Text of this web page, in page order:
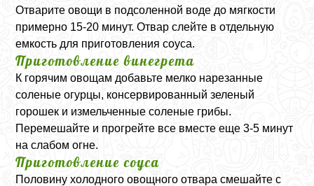
Отварите овощи в подсоленной воде до мягкости
примерно 15-20 минут. Отвар слейте в отдельную
емкость для приготовления соуса.
Приготовление винегрета
К горячим овощам добавьте мелко нарезанные
соленые огурцы, консервированный зеленый
горошек и измельченные соленые грибы.
Перемешайте и прогрейте все вместе еще 3-5 минут
на слабом огне.
Приготовление соуса
Половину холодного овощного отвара смешайте с